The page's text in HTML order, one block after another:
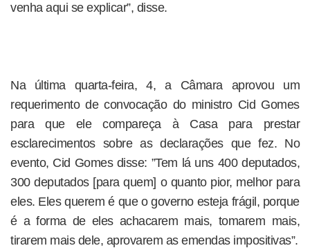
venha aqui se explicar”, disse.
Na última quarta-feira, 4, a Câmara aprovou um
requerimento de convocação do ministro Cid Gomes
para que ele compareça à Casa para prestar
esclarecimentos sobre as declarações que fez. No
evento, Cid Gomes disse: ”Tem lá uns 400 deputados,
300 deputados [para quem] o quanto pior, melhor para
eles. Eles querem é que o governo esteja frágil, porque
é a forma de eles achacarem mais, tomarem mais,
tirarem mais dele, aprovarem as emendas impositivas”.